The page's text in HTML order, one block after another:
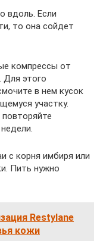
вдоль. Если
то она сойдет
компрессы от
Для этого
в нем кусок
участку.
с корня имбиря или
Пить нужно
Restylane
кожи